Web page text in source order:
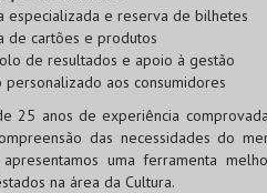
especializada e reserva de bilhetes
de cartões e produtos
de resultados e apoio à gestão
personalizado aos consumidores
25 anos de experiência
das necessidades do
apresentamos uma ferramenta
na área da Cultura.